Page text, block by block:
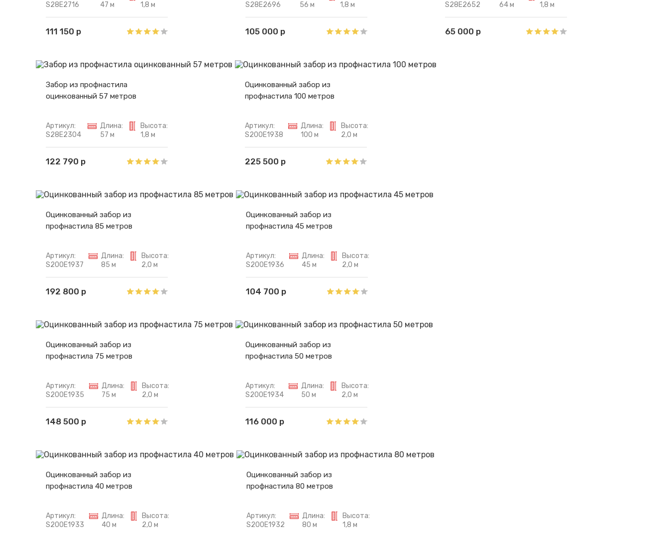
S28E2716
47 м
1,8 м
111 150 р
S28E2696
56 м
1,8 м
105 000 р
S28E2652
64 м
1,8 м
65 000 р
Забор из профнастила
оцинкованный 57 метров
Артикул:
S28E2304
Длина:
57 м
Высота:
1,8 м
122 790 р
Оцинкованный забор из
профнастила 100 метров
Артикул:
S200E1938
Длина:
100 м
Высота:
2,0 м
225 500 р
Оцинкованный забор из
профнастила 85 метров
Артикул:
S200E1937
Длина:
85 м
Высота:
2,0 м
192 800 р
Оцинкованный забор из
профнастила 45 метров
Артикул:
S200E1936
Длина:
45 м
Высота:
2,0 м
104 700 р
Оцинкованный забор из
профнастила 75 метров
Артикул:
S200E1935
Длина:
75 м
Высота:
2,0 м
148 500 р
Оцинкованный забор из
профнастила 50 метров
Артикул:
S200E1934
Длина:
50 м
Высота:
2,0 м
116 000 р
Оцинкованный забор из
профнастила 40 метров
Артикул:
S200E1933
Длина:
40 м
Высота:
2,0 м
Оцинкованный забор из
профнастила 80 метров
Артикул:
S200E1932
Длина:
80 м
Высота:
1,8 м